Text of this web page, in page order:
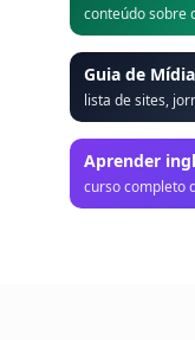
conteúdo sobre
Guia de
lista de sites,
Aprender
curso completo